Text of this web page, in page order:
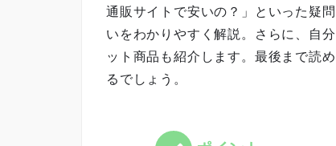
通販サイトで安いの？」といった疑
いをわかりやすく解説。さらに、自
ット商品も紹介します。最後まで読
るでしょう。